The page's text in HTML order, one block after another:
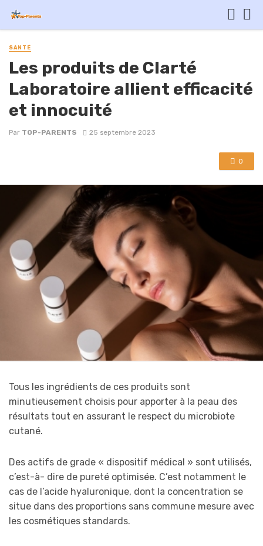
SANTÉ
Les produits de Clarté
Laboratoire allient efficacité
et innocuité
Par TOP-PARENTS 25 septembre 2023
0
Tous les ingrédients de ces produits sont
minutieusement choisis pour apporter à la peau des
résultats tout en assurant le respect du microbiote
cutané.
Des actifs de grade « dispositif médical » sont utilisés,
c’est-à- dire de pureté optimisée. C’est notamment le
cas de l’acide hyaluronique, dont la concentration se
situe dans des proportions sans commune mesure avec
les cosmétiques standards.